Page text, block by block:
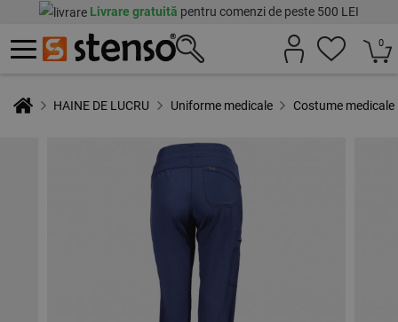
Livrare gratuită pentru comenzi de peste 500 LEI
0
HAINE DE LUCRU Uniforme medicale Costume medicale